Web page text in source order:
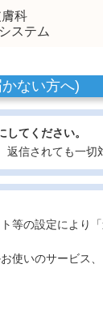
科
ステム
ない方へ)
てください。
信されても一切
等の設定により
使いのサービス